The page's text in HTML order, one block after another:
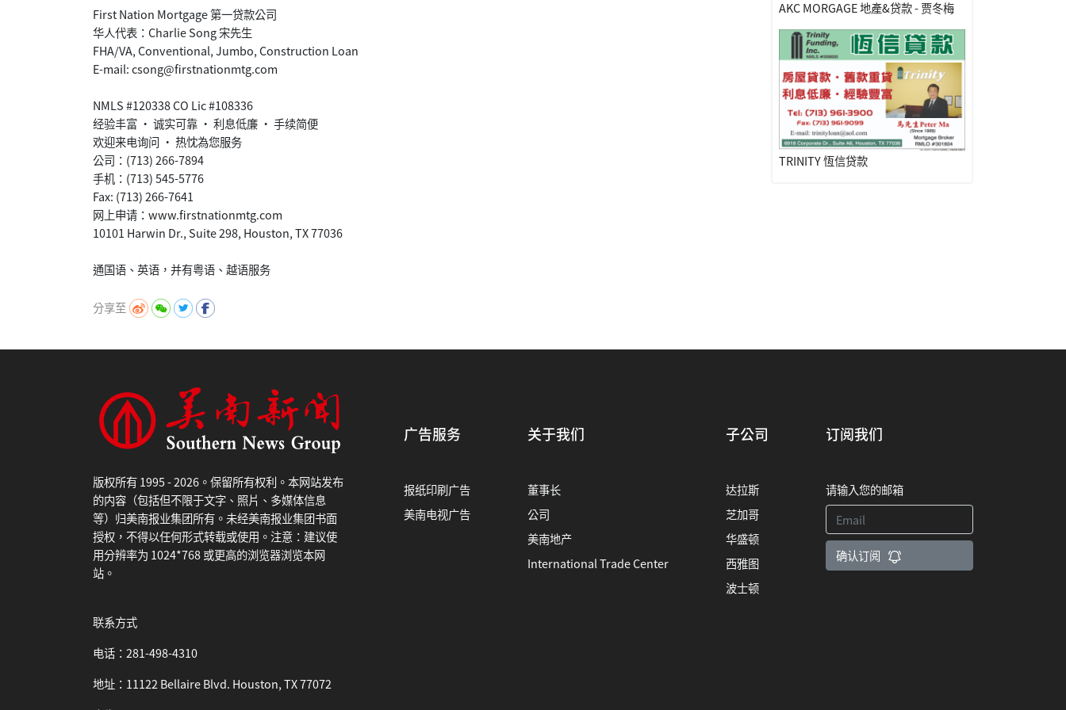
First Nation Mortgage 第一贷款公司
华人代表：Charlie Song 宋先生
FHA/VA, Conventional, Jumbo, Construction Loan
E-mail: csong@firstnationmtg.com
NMLS #120338 CO Lic #108336
经验丰富 • 诚实可靠 • 利息低廉 • 手续简便
欢迎来电询问 • 热忱為您服务
公司：(713) 266-7894
手机：(713) 545-5776
Fax: (713) 266-7641
网上申请：www.firstnationmtg.com
10101 Harwin Dr., Suite 298, Houston, TX 77036
分享至
AKC MORGAGE 地產&贷款 - 贾冬梅
TRINITY 恆信贷款
版权所有 1995 - 2026。保留所有权利。本网站发布
的内容（包括但不限于文字、照片、多媒体信息
等）归美南报业集团所有。未经美南报业集团书面
授权，不得以任何形式转载或使用。注意：建议使
用分辨率为 1024*768 或更高的浏览器浏览本网
站。
联系方式
电话：281-498-4310
地址：11122 Bellaire Blvd. Houston, TX 77072
广告服务
报纸印刷广告
美南电视广告
关于我们
董事长
公司
美南地产
International Trade Center
子公司
达拉斯
芝加哥
华盛顿
西雅图
波士顿
订阅我们
请输入您的邮箱
确认订阅